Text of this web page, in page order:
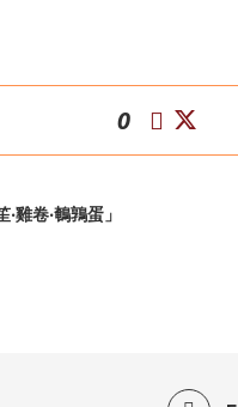
0
雞卷‧鵪鶉蛋」